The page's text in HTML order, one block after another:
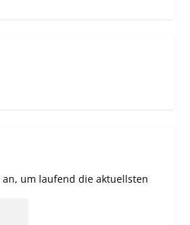
um laufend die aktuellsten